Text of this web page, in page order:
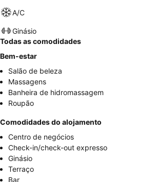
A/C
Ginásio
Todas as comodidades
Bem-estar
Salão de beleza
Massagens
Banheira de hidromassagem
Roupão
Comodidades do alojamento
Centro de negócios
Check-in/check-out expresso
Ginásio
Terraço
Bar